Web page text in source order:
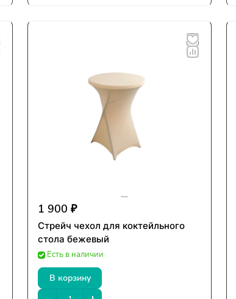
1 900 ₽
Стрейч чехол для коктейльного
стола бежевый
Есть в наличии
В корзину